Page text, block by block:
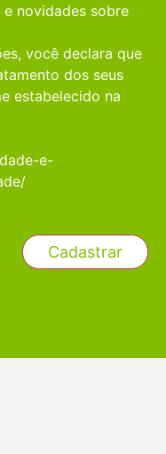
novidades sobre
você declara que
dos seus
estabelecido na
e-